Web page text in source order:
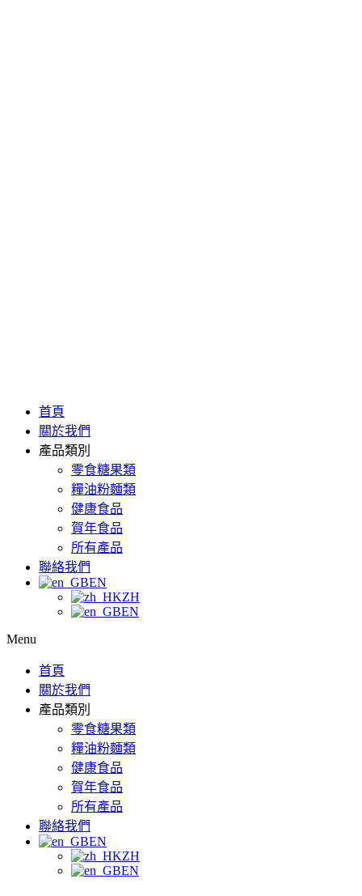
首頁
關於我們
產品類別
零食糖果類
糧油粉麵類
健康食品
賀年食品
所有產品
聯絡我們
EN
ZH
EN
Menu
首頁
關於我們
產品類別
零食糖果類
糧油粉麵類
健康食品
賀年食品
所有產品
聯絡我們
EN
ZH
EN